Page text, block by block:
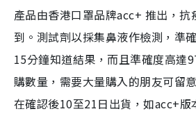
產品由香港口罩品牌acc+ 推出，抗
到。測試劑以採集鼻液作檢測，準
15分鐘知道結果，而且準確度高達
購數量，需要大量購入的朋友可留
在確認後10至21日出貨，如acc+版